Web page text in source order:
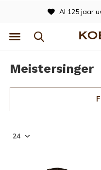
Officieel
Meistersinger